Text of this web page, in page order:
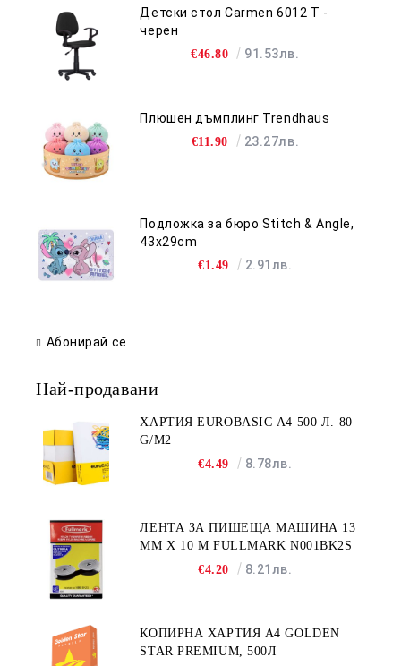
Детски стол Carmen 6012 T -
черен
€46.80 91.53лв.
Плюшен дъмплинг Trendhaus
€11.90 23.27лв.
Подложка за бюро Stitch & Angle,
43x29cm
€1.49 2.91лв.
Абонирай се
Най-продавани
ХАРТИЯ EUROBASIC А4 500 Л. 80
G/M2
€4.49
8.78лв.
ЛЕНТА ЗА ПИШЕЩА МАШИНА 13
MM X 10 M FULLMARK N001BK2S
€4.20
8.21лв.
КОПИРНА ХАРТИЯ A4 GOLDEN
STAR PREMIUM, 500Л